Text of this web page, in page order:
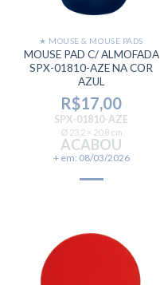
★ MOUSE & MOUSE PADS
MOUSE PAD C/ ALMOFADA
SPX-01810-AZE NA COR
AZUL
R$17,00
SPX-01810-AZE
Ø 23,2 × 20,8 cm
ACABOU
+ em: 08/03/2026